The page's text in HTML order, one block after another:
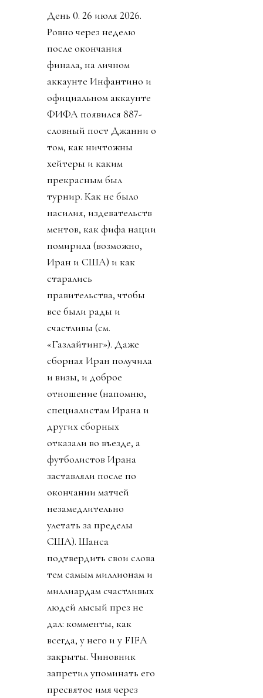
День 0. 26 июля 2026.
Ровно через неделю
после окончания
финала, на личном
аккаунте Инфантино и
официальном аккаунте
ФИФА появился 887-
словный пост Джанни о
том, как ничтожны
хейтеры и каким
прекрасным был
турнир. Как не было
насилия, издевательств
ментов, как фифа нации
помирила (возможно,
Иран и США) и как
старались
правительства, чтобы
все были рады и
счастливы (см.
«Газлайтинг»). Даже
сборная Иран получила
и визы, и доброе
отношение (напомню,
специалистам Ирана и
других сборных
отказали во въезде, а
футболистов Ирана
заставляли после по
окончании матчей
незамедлительно
улетать за пределы
США). Шанса
подтвердить свои слова
тем самым миллионам и
миллиардам счастливых
людей лысый през не
дал: комменты, как
всегда, у него и у FIFA
закрыты. Чиновник
запретил упоминать его
пресвятое имя через